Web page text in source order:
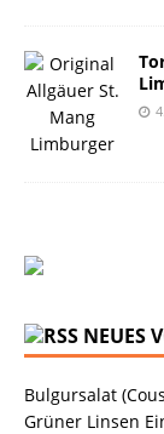
NEUES
Bulgursalat
Grüner Linsen